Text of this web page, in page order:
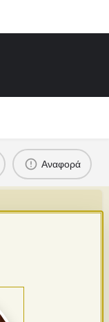
Αναφορά